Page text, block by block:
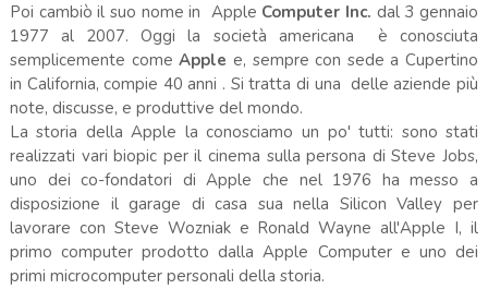
Poi cambiò il suo nome in Apple Computer Inc. dal 3 gennaio
1977 al 2007. Oggi la società americana è conosciuta
semplicemente comeApple e, sempre con sede a Cupertino
in California, compie 40 anni . Si tratta di una delle aziende più
note, discusse, e produttive del mondo.
La storia della Apple la conosciamo un po' tutti: sono stati
realizzati vari biopic per il cinema sulla persona di Steve Jobs,
uno dei co-fondatori di Apple che nel 1976 ha messo a
disposizione il garage di casa sua nella Silicon Valley per
lavorare con Steve Wozniak e Ronald Wayne all'Apple I, il
primo computer prodotto dalla Apple Computer e uno dei
primi microcomputer personali della storia.